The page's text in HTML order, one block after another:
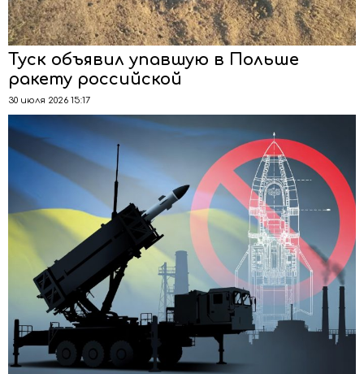
Туск объявил упавшую в Польше
ракету российской
30 июля 2026 15:17